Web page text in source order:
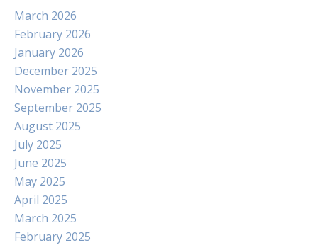
March 2026
February 2026
January 2026
December 2025
November 2025
September 2025
August 2025
July 2025
June 2025
May 2025
April 2025
March 2025
February 2025